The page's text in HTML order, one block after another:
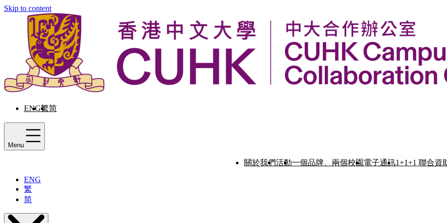
Skip to content
ENG繁简
Menu
關於我們活動一個品牌、兩個校園 電子通訊1+1+1 聯合資
ENG
繁
简